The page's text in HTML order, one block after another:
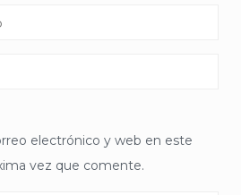
electrónico y web en este
vez que comente.